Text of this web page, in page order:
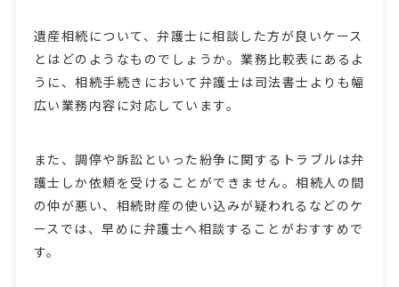
遺産相続について、弁護士に相談した方が良いケース
とはどのようなものでしょうか。業務比較表にあるよ
うに、相続手続きにおいて弁護士は司法書士よりも幅
広い業務内容に対応しています。
また、調停や訴訟といった紛争に関するトラブルは弁
護士しか依頼を受けることができません。相続人の間
の仲が悪い、相続財産の使い込みが疑われるなどのケ
ースでは、早めに弁護士へ相談することがおすすめで
す。